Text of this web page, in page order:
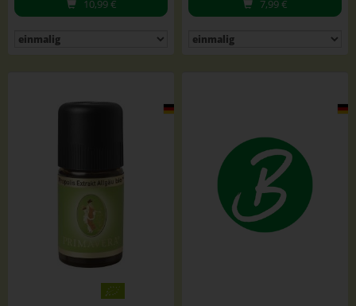
10,99€ 7,99€